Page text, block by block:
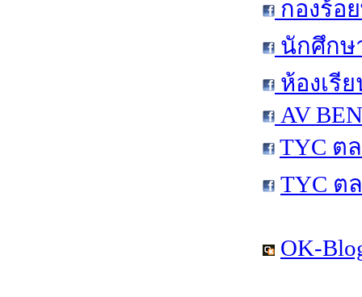
กองร้อ
นักศึกษ
ห้องเรี
AV
TYC ต
TYC ต
OK-